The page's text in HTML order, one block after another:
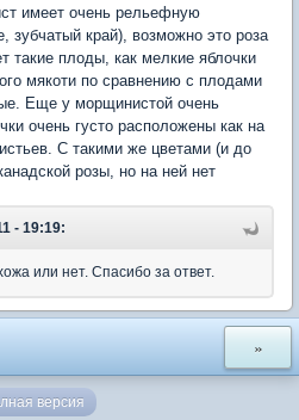
имеет очень рельефную
зубчатый край), возможно это роза
такие плоды, как мелкие яблочки
мякоти по сравнению с плодами
Еще у морщинистой очень
очень густо расположены как на
С такими же цветами (и до
розы, но на ней нет
- 19:19:
или нет. Спасибо за ответ.
»
версия